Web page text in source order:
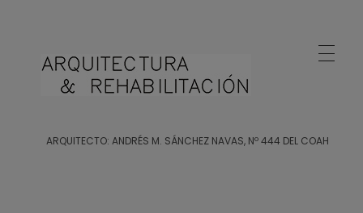
ARQUITECTO: ANDRÉS M. SÁNCHEZ NAVAS, Nº 444 DEL COAH